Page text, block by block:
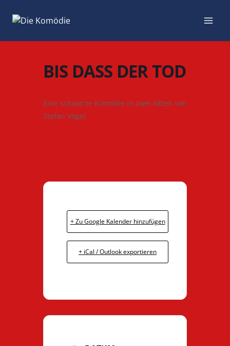
Inhalt
BIS DASS DER TOD
Eine schwarze Komödie in zwei Akten von
Stefan Vögel
+ Zu Google Kalender hinzufügen
+ iCal / Outlook exportieren